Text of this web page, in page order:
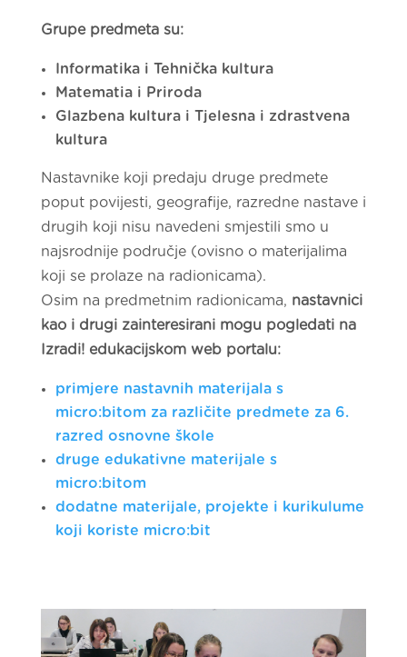
Grupe predmeta su:
Informatika i Tehnička kultura
Matematia i Priroda
Glazbena kultura i Tjelesna i zdrastvena
kultura
Nastavnike koji predaju druge predmete
poput povijesti, geografije, razredne nastave i
drugih koji nisu navedeni smjestili smo u
najsrodnije područje (ovisno o materijalima
koji se prolaze na radionicama).
Osim na predmetnim radionicama, nastavnici
kao i drugi zainteresirani mogu pogledati na
Izradi! edukacijskom web portalu:
primjere nastavnih materijala s
micro:bitom za različite predmete za 6.
razred osnovne škole
druge edukativne materijale s
micro:bitom
dodatne materijale, projekte i kurikulume
koji koriste micro:bit